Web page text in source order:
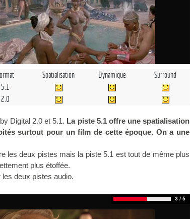
Spatialisation Dynamique
Surround
5.1
2.0
Digital 2.0 et 5.1. La piste 5.1 offre une spatialisation
surtout pour un film de cette époque. On a une
les deux pistes mais la piste 5.1 est tout de même plus
plus étoffée.
deux pistes audio.